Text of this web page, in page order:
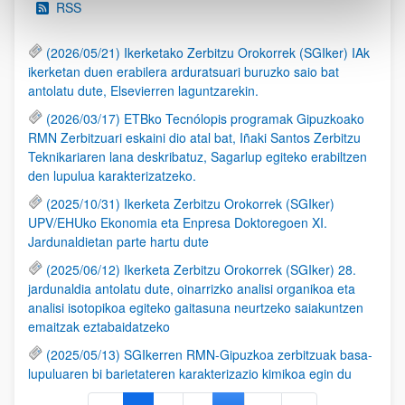
RSS
(2026/05/21) Ikerketako Zerbitzu Orokorrek (SGIker) IAk
ikerketan duen erabilera arduratsuari buruzko saio bat
antolatu dute, Elsevierren laguntzarekin.
(2026/03/17) ETBko Tecnólopis programak Gipuzkoako
RMN Zerbitzuari eskaini dio atal bat, Iñaki Santos Zerbitzu
Teknikariaren lana deskribatuz, Sagarlup egiteko erabiltzen
den lupulua karakterizatzeko.
(2025/10/31) Ikerketa Zerbitzu Orokorrek (SGIker)
UPV/EHUko Ekonomia eta Enpresa Doktoregoen XI.
Jardunaldietan parte hartu dute
(2025/06/12) Ikerketa Zerbitzu Orokorrek (SGIker) 28.
jardunaldia antolatu dute, oinarrizko analisi organikoa eta
analisi isotopikoa egiteko gaitasuna neurtzeko saiakuntzen
emaitzak eztabaidatzeko
(2025/05/13) SGIkerren RMN-Gipuzkoa zerbitzuak basa-
lupuluaren bi barietateren karakterizazio kimikoa egin du